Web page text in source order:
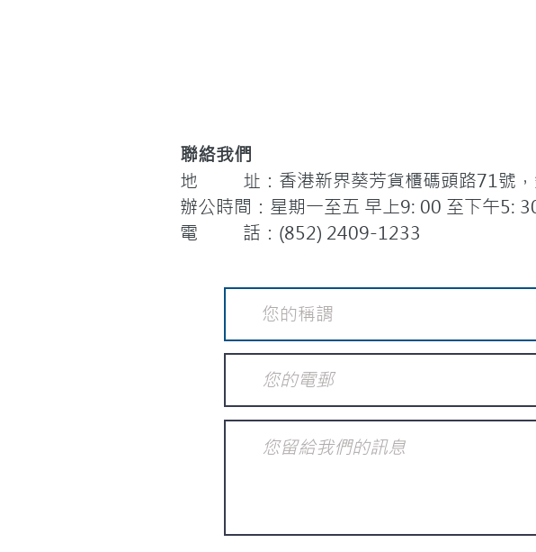
聯絡我們
地 址：香港新界葵芳貨櫃碼頭路71號，
辦公時間：星期一至五 早上9: 00 至下午5:
電 話：(852) 2409-1233